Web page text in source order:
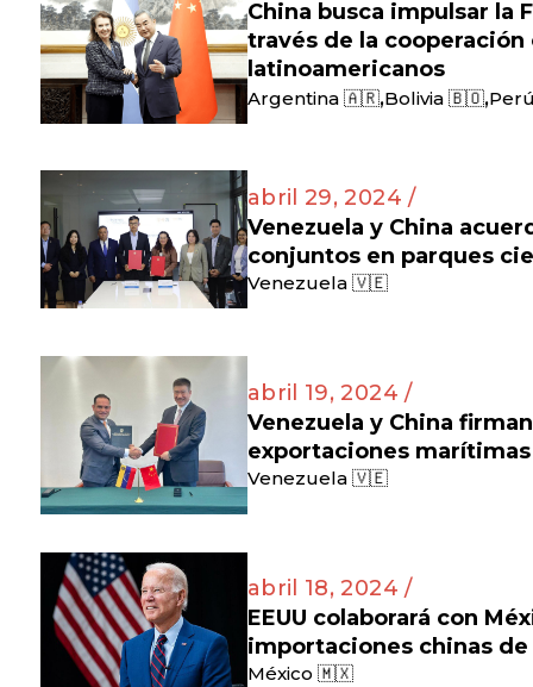
China busca impulsar la
través de la cooperación
latinoamericanos
Argentina 🇦🇷,Bolivia 🇧🇴,
abril 29, 2024 /
Venezuela y China
conjuntos en parques
Venezuela 🇻🇪
abril 19, 2024 /
Venezuela y China
exportaciones
Venezuela 🇻🇪
abril 18, 2024 /
EEUU colaborará con
importaciones chinas
México 🇲🇽